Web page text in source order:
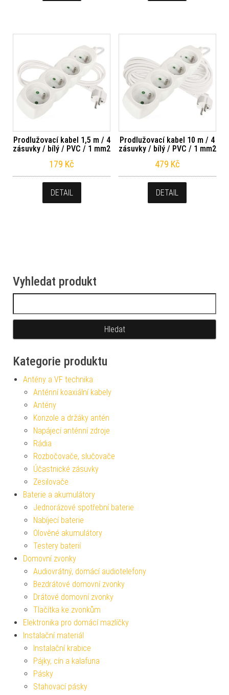
Prodlužovací kabel 1,5 m / 4
zásuvky / bílý / PVC / 1 mm2
179 Kč
DETAIL
Prodlužovací kabel 10 m / 4
zásuvky / bílý / PVC / 1 mm2
479 Kč
DETAIL
Vyhledat produkt
Kategorie produktu
Antény a VF technika
Anténní koaxiální kabely
Antény
Konzole a držáky antén
Napájecí anténní zdroje
Rádia
Rozbočovače, slučovače
Účastnické zásuvky
Zesilovače
Baterie a akumulátory
Jednorázové spotřební baterie
Nabíjecí baterie
Olověné akumulátory
Testery baterií
Domovní zvonky
Audiovrátný, domácí audiotelefony
Bezdrátové domovní zvonky
Drátové domovní zvonky
Tlačítka ke zvonkům
Elektronika pro domácí mazlíčky
Instalační materiál
Instalační krabice
Pájky, cín a kalafuna
Pásky
Stahovací pásky